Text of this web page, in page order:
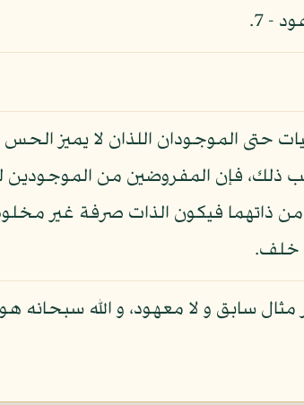
- 7.
حتى الموجودان اللذان لا يميز
ذلك، فإن المفروضين من الموجودين
ذاتهما فيكون الذات صرفة غير
خلف.
سابق و لا معهود، و الله سبحانه هو